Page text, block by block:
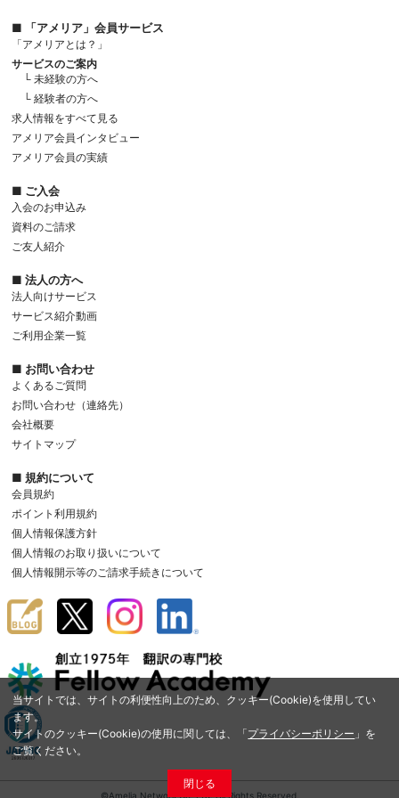
当サイトでは、サイトの利便性向上のため、クッキー(Cookie)を使用してい
ます。
サイトのクッキー(Cookie)の使用に関しては、「プライバシーポリシー 」を
ご覧ください。
閉じる
■ 「アメリア」会員サービス
「アメリアとは？」
サービスのご案内
└ 未経験の方へ
└ 経験者の方へ
求人情報をすべて見る
アメリア会員インタビュー
アメリア会員の実績
■ ご入会
入会のお申込み
資料のご請求
ご友人紹介
■ 法人の方へ
法人向けサービス
サービス紹介動画
ご利用企業一覧
■ お問い合わせ
よくあるご質問
お問い合わせ（連絡先）
会社概要
サイトマップ
■ 規約について
会員規約
ポイント利用規約
個人情報保護方針
個人情報のお取り扱いについて
個人情報開示等のご請求手続きについて
©Amelia Network Co.,Ltd. All Rights Reserved.